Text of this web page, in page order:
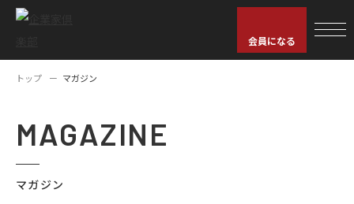
会員になる
トップ マガジン
MAGAZINE
マガジン